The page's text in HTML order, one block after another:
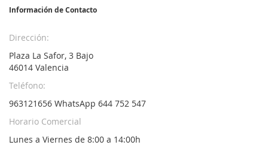
Información de Contacto
Dirección:
Plaza La Safor, 3 Bajo
46014 Valencia
Teléfono:
963121656 WhatsApp 644 752 547
Horario Comercial
Lunes a Viernes de 8:00 a 14:00h